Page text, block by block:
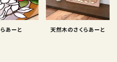
あーと 天然木のさくらあーと